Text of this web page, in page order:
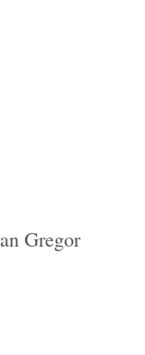
Gregor